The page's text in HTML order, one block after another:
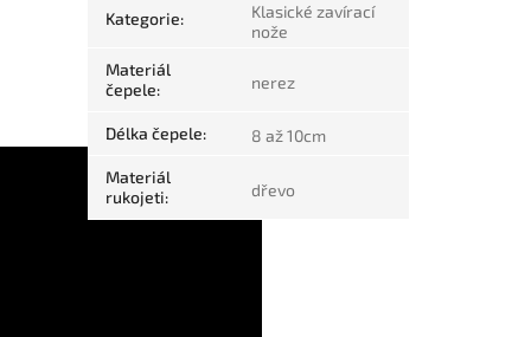
Kategorie:
Klasické zavírací
nože
Materiál
čepele: nerez
Délka čepele: 8 až 10cm
Materiál
rukojeti: dřevo